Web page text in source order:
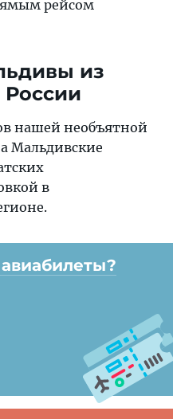
рейсом
из
России
нашей необъятной
Мальдивские
в